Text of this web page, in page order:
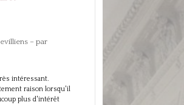
– par
intéressant.
raison lorsqu'il
plus d'intérêt